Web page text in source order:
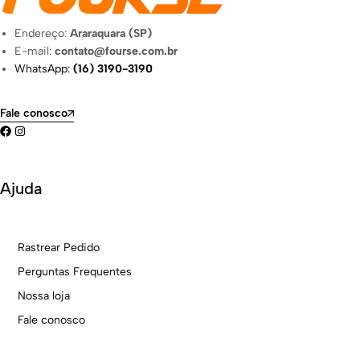
Endereço:Araraquara (SP)
E-mail:contato@fourse.com.br
WhatsApp:(16) 3190-3190
Fale conosco
Ajuda
Rastrear Pedido
Perguntas Frequentes
Nossa loja
Fale conosco